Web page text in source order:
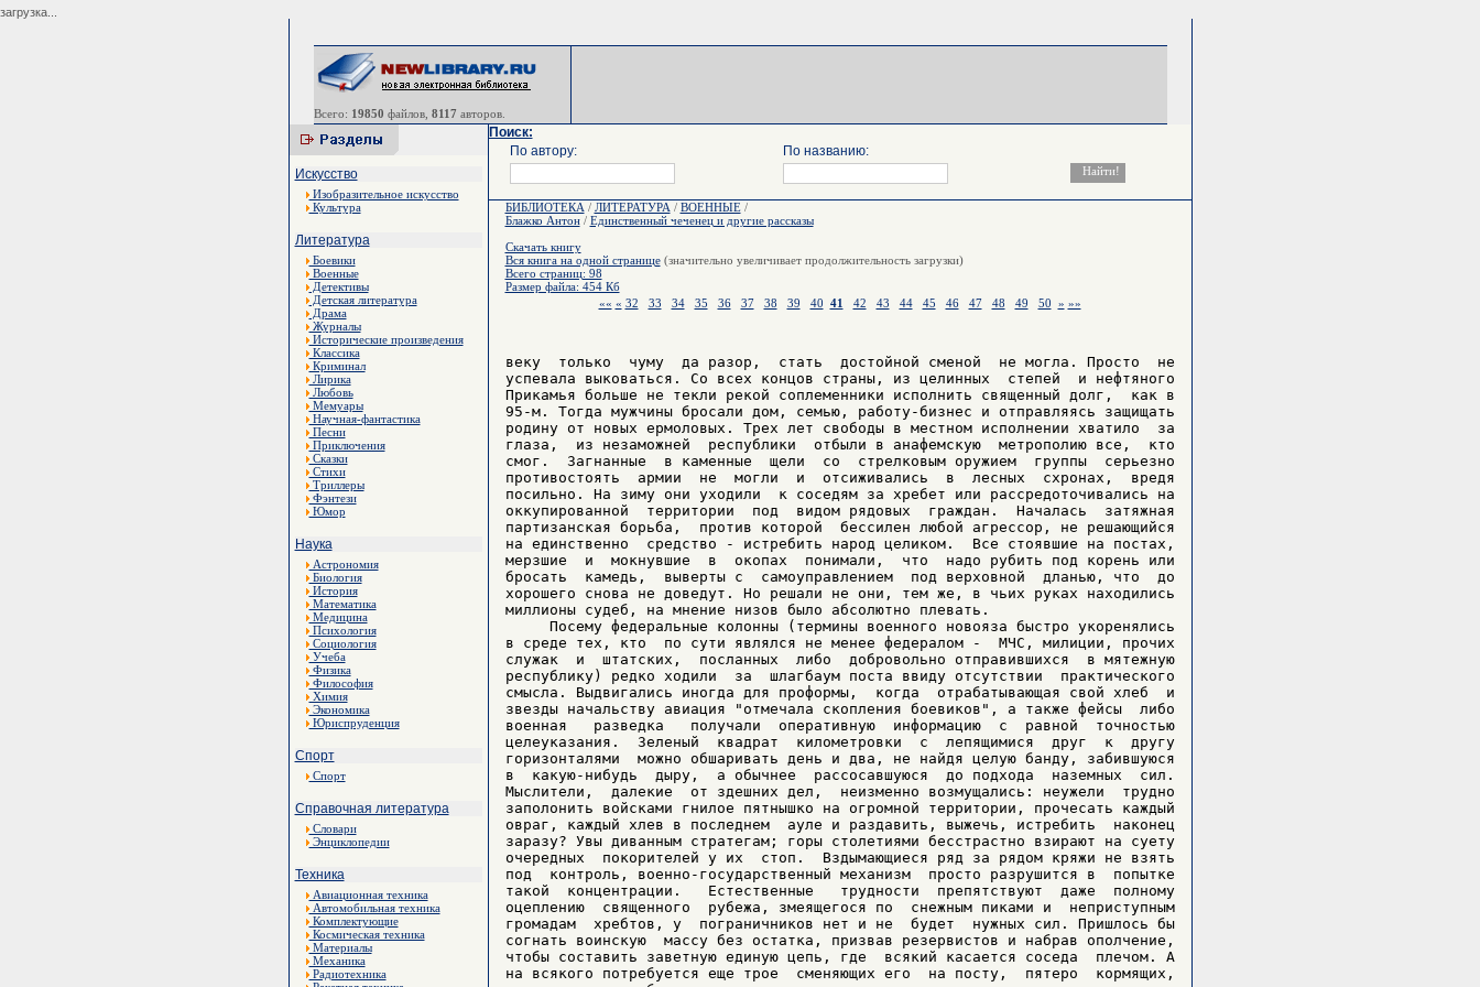
загрузка...
Всего: 19850 файлов, 8117 авторов.
Искусство
Изобразительное искусство
Культура
Литература
Боевики
Военные
Детективы
Детская литература
Драма
Журналы
Исторические произведения
Классика
Криминал
Лирика
Любовь
Мемуары
Научная-фантастика
Песни
Приключения
Сказки
Стихи
Триллеры
Фэнтези
Юмор
Наука
Астрономия
Биология
История
Математика
Медицина
Психология
Социология
Учеба
Физика
Философия
Химия
Экономика
Юриспруденция
Спорт
Спорт
Справочная литература
Словари
Энциклопедии
Техника
Авиационная техника
Автомобильная техника
Комплектующие
Космическая техника
Материалы
Механика
Радиотехника
Поиск:
По автору:
По названию:
БИБЛИОТЕКА / ЛИТЕРАТУРА / ВОЕННЫЕ/
Блажко Антон/ Единственный чеченец и другие рассказы
Скачать книгу
Вся книга на одной странице(значительно увеличивает продолжительность загрузки)
Всего страниц: 98
Размер файла: 454 Кб
«« « 32 33 34 35 36 37 38 39 40 41 42 43 44 45 46 47 48 49 50 » »»
веку  только  чуму  да разор,  стать  достойной сменой  не могла. Просто  не
успевала выковаться. Со всех концов страны, из целинных  степей  и нефтяного
Прикамья больше не текли рекой соплеменники исполнить священный долг,  как в
95-м. Тогда мужчины бросали дом, семью, работу-бизнес и отправляясь защищать
родину от новых ермоловых. Трех лет свободы в местном исполнении хватило  за
глаза,  из незаможней  республики  отбыли в анафемскую  метрополию все,  кто
смог.  Загнанные  в каменные  щели  со  стрелковым оружием  группы  серьезно
противостоять  армии  не  могли  и  отсиживались  в  лесных  схронах,  вредя
посильно. На зиму они уходили  к соседям за хребет или рассредоточивались на
оккупированной  территории  под  видом рядовых  граждан.  Началась  затяжная
партизанская борьба,  против которой  бессилен любой агрессор, не решающийся
на единственно  средство - истребить народ целиком.  Все стоявшие на постах,
мерзшие  и  мокнувшие  в  окопах  понимали,  что  надо рубить под корень или
бросать  камедь,  выверты с  самоуправлением  под верховной  дланью, что  до
хорошего снова не доведут. Но решали не они, тем же, в чьих руках находились
миллионы судеб, на мнение низов было абсолютно плевать.
     Посему федеральные колонны (термины военного новояза быстро укоренялись
в среде тех, кто  по сути являлся не менее федералом -  МЧС, милиции, прочих
служак  и  штатских,  посланных  либо  добровольно отправившихся  в мятежную
республику) редко ходили  за  шлагбаум поста ввиду отсутствии  практического
смысла. Выдвигались иногда для проформы,  когда  отрабатывающая свой хлеб  и
звезды начальству авиация "отмечала скопления боевиков", а также фейсы  либо
военная   разведка   получали  оперативную  информацию  с  равной  точностью
целеуказания.  Зеленый  квадрат  километровки  с  лепящимися  друг  к  другу
горизонталями  можно обшаривать день и два, не найдя целую банду, забившуюся
в  какую-нибудь  дыру,  а обычнее  рассосавшуюся  до подхода  наземных  сил.
Мыслители,  далекие  от здешних дел,  неизменно возмущались: неужели  трудно
заполонить войсками гнилое пятнышко на огромной территории, прочесать каждый
овраг, каждый хлев в последнем  ауле и раздавить, выжечь, истребить  наконец
заразу? Увы диванным стратегам; горы столетиями бесстрастно взирают на суету
очередных  покорителей у их  стоп.  Вздымающиеся ряд за рядом кряжи не взять
под  контроль, военно-государственный механизм  просто разрушится в  попытке
такой  концентрации.   Естественные   трудности  препятствуют  даже  полному
оцеплению  священного  рубежа, змеящегося по  снежным пиками и  неприступным
громадам  хребтов, у  пограничников нет и не  будет  нужных сил. Пришлось бы
согнать воинскую  массу без остатка, призвав резервистов и набрав ополчение,
чтобы составить заветную единую цепь, где  всякий касается соседа  плечом. А
на всякого потребуется еще трое  сменяющих его  на посту,  пятеро  кормящих,